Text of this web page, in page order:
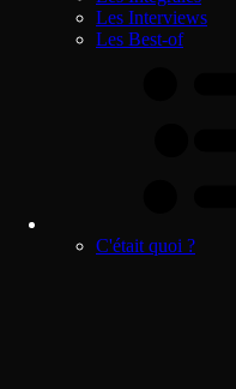
Les Interviews
Les Best-of
C'était quoi ?